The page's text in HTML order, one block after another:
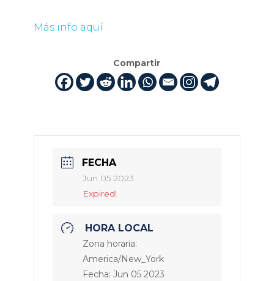
Más info aquí
Compartir
FECHA
Jun 05 2023
Expired!
HORA LOCAL
Zona horaria:
America/New_York
Fecha: Jun 05 2023